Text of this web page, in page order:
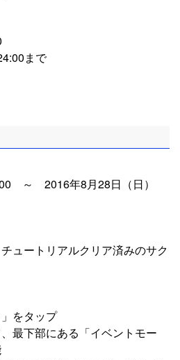
まで
～ 2016年8月28日（日）
ュートリアルクリア済みのサク
をタップ
最下部にある「イベントモー